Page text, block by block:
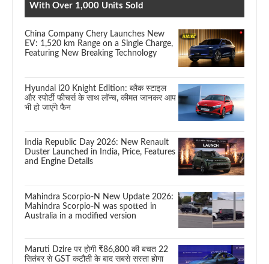
With Over 1,000 Units Sold
China Company Chery Launches New
EV: 1,520 km Range on a Single Charge,
Featuring New Breaking Technology
Hyundai i20 Knight Edition: ब्लैक स्टाइल
और स्पोर्टी फीचर्स के साथ लॉन्च, कीमत जानकर आप
भी हो जाएंगे फैन
India Republic Day 2026: New Renault
Duster Launched in India, Price, Features
and Engine Details
Mahindra Scorpio-N New Update 2026:
Mahindra Scorpio-N was spotted in
Australia in a modified version
Maruti Dzire पर होगी ₹86,800 की बचत 22
सितंबर से GST कटौती के बाद सबसे सस्ता होगा